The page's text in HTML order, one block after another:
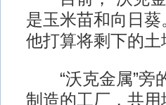
是玉米苗和向日
他打算将剩下的土
“沃克金属”旁
制造的工厂，共